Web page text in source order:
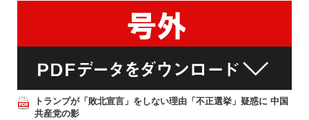
トランプが「敗北宣言」をしない理由「不正選挙」疑惑に 中国
共産党の影